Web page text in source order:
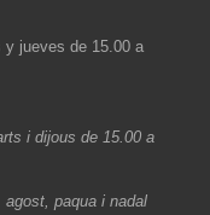
y jueves de 15.00 a
i dijous de 15.00 a
paqua i nadal